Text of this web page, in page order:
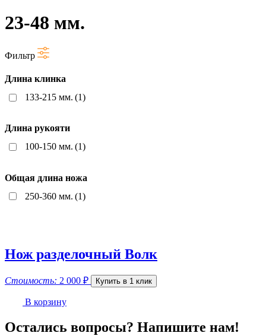
23-48 мм.
Фильтр
Длина клинка
133-215 мм. (1)
Длина рукояти
100-150 мм. (1)
Общая длина ножа
250-360 мм. (1)
Нож разделочный Волк
Стоимость: 2 000 ₽ Купить в 1 клик
В корзину
Остались вопросы? Напишите нам!